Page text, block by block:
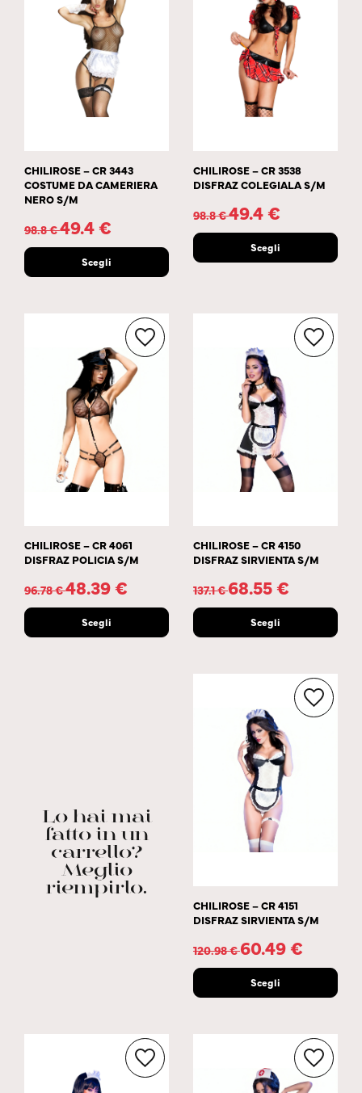
CHILIROSE – CR 3443
COSTUME DA CAMERIERA
NERO S/M
98.8€49.4€
Scegli
CHILIROSE – CR 3538
DISFRAZ COLEGIALA S/M
98.8€49.4€
Scegli
CHILIROSE – CR 4061
DISFRAZ POLICIA S/M
96.78€48.39€
Scegli
CHILIROSE – CR 4150
DISFRAZ SIRVIENTA S/M
137.1€ 68.55€
Scegli
Lo hai mai
fatto in un
carrello?
Meglio
riempirlo.
CHILIROSE – CR 4151
DISFRAZ SIRVIENTA S/M
120.98€ 60.49€
Scegli